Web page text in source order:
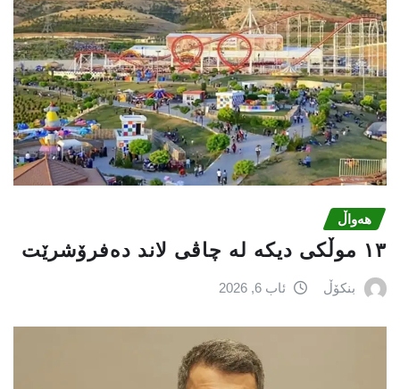
هەواڵ
١٣ موڵکی دیکە لە چاڤی لاند دەفرۆشرێت
بنکۆڵ ئاب 6, 2026